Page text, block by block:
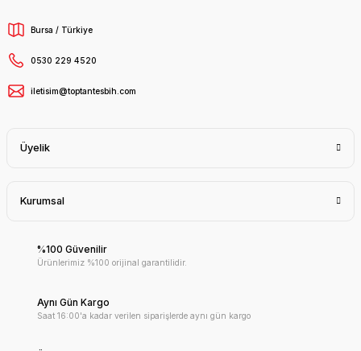
Bursa / Türkiye
0530 229 4520
iletisim@toptantesbih.com
Üyelik
Kurumsal
%100 Güvenilir
Ürünlerimiz %100 orijinal garantilidir.
Aynı Gün Kargo
Saat 16:00'a kadar verilen siparişlerde aynı gün kargo